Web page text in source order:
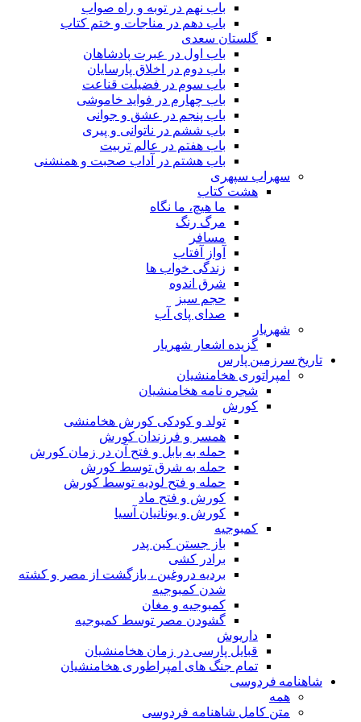
باب نهم در توبه و راه صواب
باب دهم در مناجات و ختم کتاب
گلستان سعدی
باب اول در عبرت پادشاهان
باب دوم در اخلاق پارسایان
باب سوم در فضیلت قناعت
باب چهارم در فواید خاموشى
باب پنجم در عشق و جوانى
باب ششم در ناتوانى و پیرى
باب هفتم در عالم تربیت
باب هشتم در آداب صحبت و همنشنى
سهراب سپهری
هشت کتاب
ما هیچ، ما نگاه
مرگ رنگ
مسافر
آواز آفتاب
زندگی خواب ها
شرق اندوه
حجم سبز
صدای پای آب
شهریار
گزیده اشعار شهریار
تاریخ سرزمین پارس
امپراتوری هخامنشیان
شجره نامه هخامنشیان
کورش
تولد و کودکی کورش هخامنشی
همسر و فرزندان کورش
حمله به بابل و فتح آن در زمان کورش
حمله به شرق توسط کورش
حمله و فتح لودیه توسط کورش
کورش و فتح ماد
کورش و یونانیان آسیا
کمبوجیه
باز جستن کین پدر
برادر کشی
بردیه دروغین ، بازگشت از مصر و کشته
شدن کمبوجیه
کمبوجیه و مغان
گشودن مصر توسط کمبوجیه
داریوش
قبایل پارسی در زمان هخامنشیان
تمام جنگ های امپراطوری هخامنشیان
شاهنامه فردوسی
همه
متن کامل شاهنامه فردوسی